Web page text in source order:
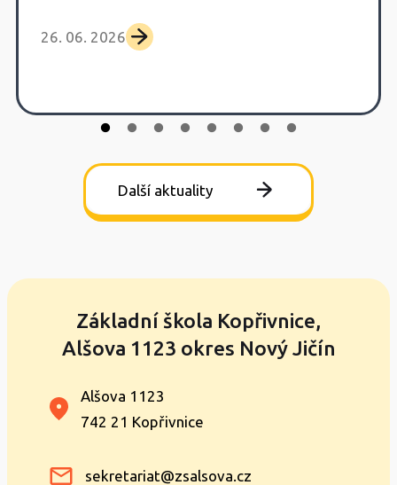
26. 06. 2026
Další aktuality
Základní škola Kopřivnice,
Alšova 1123 okres Nový Jičín
Alšova 1123
742 21 Kopřivnice
sekretariat@zsalsova.cz